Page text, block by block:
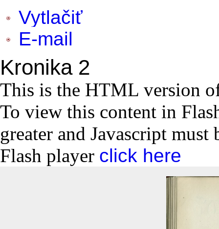
Vytlačiť
E-mail
Kronika 2
This is the HTML version
To view this content in
greater and Javascript
Flash player click here